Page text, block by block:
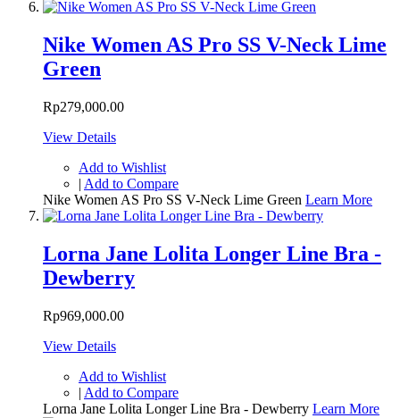
Nike Women AS Pro SS V-Neck Lime
Green
Rp279,000.00
View Details
Add to Wishlist
| Add to Compare
Nike Women AS Pro SS V-Neck Lime Green Learn More
Lorna Jane Lolita Longer Line Bra -
Dewberry
Rp969,000.00
View Details
Add to Wishlist
| Add to Compare
Lorna Jane Lolita Longer Line Bra - Dewberry Learn More